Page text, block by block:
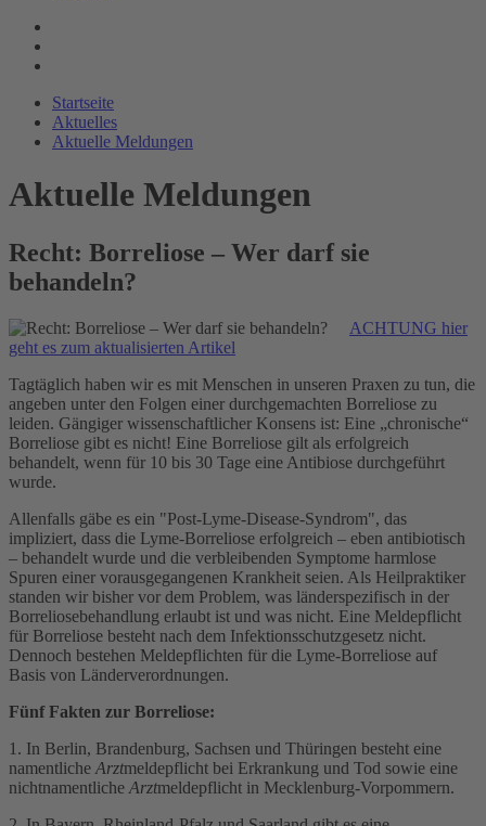
Startseite
Aktuelles
Aktuelle Meldungen
Aktuelle Meldungen
Recht: Borreliose – Wer darf sie
behandeln?
ACHTUNG hier
geht es zum aktualisierten Artikel
Tagtäglich haben wir es mit Menschen in unseren Praxen zu tun, die
angeben unter den Folgen einer durchgemachten Borreliose zu
leiden. Gängiger wissenschaftlicher Konsens ist: Eine „chronische“
Borreliose gibt es nicht! Eine Borreliose gilt als erfolgreich
behandelt, wenn für 10 bis 30 Tage eine Antibiose durchgeführt
wurde.
Allenfalls gäbe es ein "Post-Lyme-Disease-Syndrom", das
impliziert, dass die Lyme-Borreliose erfolgreich – eben antibiotisch
– behandelt wurde und die verbleibenden Symptome harmlose
Spuren einer vorausgegangenen Krankheit seien. Als Heilpraktiker
standen wir bisher vor dem Problem, was länderspezifisch in der
Borreliosebehandlung erlaubt ist und was nicht. Eine Meldepflicht
für Borreliose besteht nach dem Infektionsschutzgesetz nicht.
Dennoch bestehen Meldepflichten für die Lyme-Borreliose auf
Basis von Länderverordnungen.
Fünf Fakten zur Borreliose:
1. In Berlin, Brandenburg, Sachsen und Thüringen besteht eine
namentliche Arztmeldepflicht bei Erkrankung und Tod sowie eine
nichtnamentliche Arztmeldepflicht in Mecklenburg-Vorpommern.